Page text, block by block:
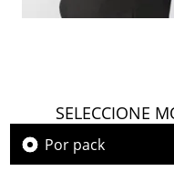
SELECCIONE
Por pack